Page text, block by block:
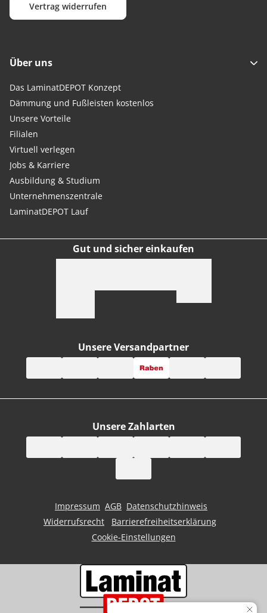
Vertrag widerrufen
Über uns
Das LaminatDEPOT Konzept
Dämmung und Fußleisten kostenlos
Unsere Vorteile
Filialen
Virtuell verlegen
Jobs & Karriere
Ausbildung & Studium
Unternehmenszentrale
LaminatDEPOT Lauf
Gut und sicher einkaufen
Unsere Zahlarten
Unsere Versandpartner
Impressum AGB Datenschutzhinweis
Widerrufsrecht
Barrierefreiheitserklärung
Cookie-Einstellungen